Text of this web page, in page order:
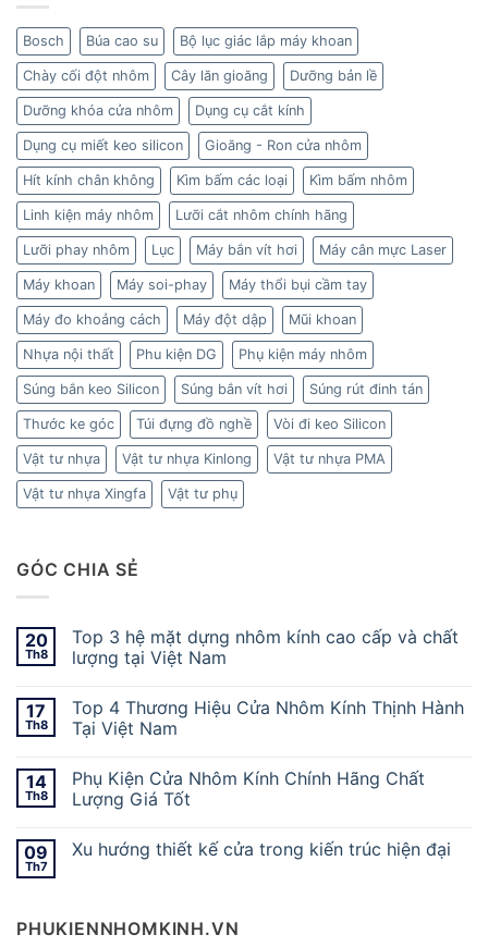
Bosch Búa cao su Bộ lục giác lắp máy khoan
Chày cối đột nhôm Cây lăn gioăng Dưỡng bản lề
Dưỡng khóa cửa nhôm Dụng cụ cắt kính
Dụng cụ miết keo silicon Gioăng - Ron cửa nhôm
Hít kính chân không Kìm bấm các loại Kìm bấm nhôm
Linh kiện máy nhôm Lưỡi cắt nhôm chính hãng
Lưỡi phay nhôm Lục Máy bắn vít hơi Máy cân mực Laser
Máy khoan Máy soi-phay Máy thổi bụi cầm tay
Máy đo khoảng cách Máy đột dập Mũi khoan
Nhựa nội thất Phu kiện DG Phụ kiện máy nhôm
Súng bắn keo Silicon Súng bắn vít hơi Súng rút đinh tán
Thước ke góc Túi đựng đồ nghề Vòi đi keo Silicon
Vật tư nhựa Vật tư nhựa Kinlong Vật tư nhựa PMA
Vật tư nhựa Xingfa Vật tư phụ
GÓC CHIA SẺ
20
Th8
Top 3 hệ mặt dựng nhôm kính cao cấp và chất
lượng tại Việt Nam
17
Th8
Top 4 Thương Hiệu Cửa Nhôm Kính Thịnh Hành
Tại Việt Nam
14
Th8
Phụ Kiện Cửa Nhôm Kính Chính Hãng Chất
Lượng Giá Tốt
09
Th7
Xu hướng thiết kế cửa trong kiến trúc hiện đại
PHUKIENNHOMKINH.VN